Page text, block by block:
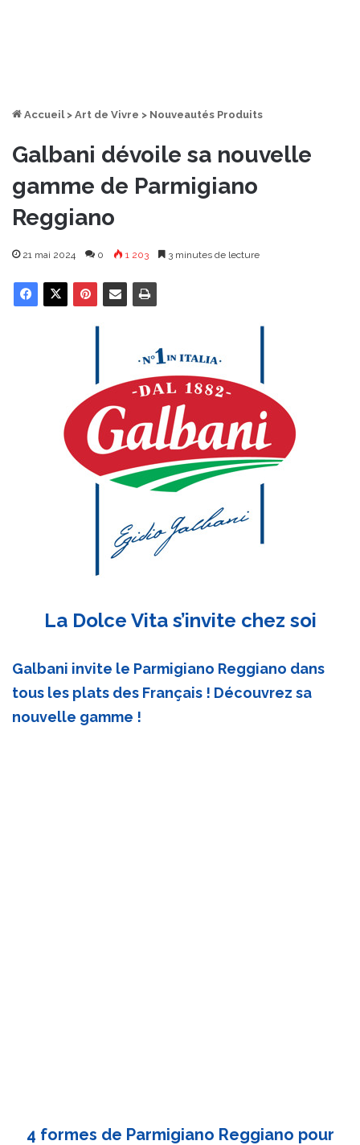
Accueil > Art de Vivre > Nouveautés Produits
Galbani dévoile sa nouvelle
gamme de Parmigiano
Reggiano
21 mai 2024 0 1 203 3 minutes de lecture
La Dolce Vita s’invite chez soi
Galbani invite le Parmigiano Reggiano dans
tous les plats des Français ! Découvrez sa
nouvelle gamme !
4 formes de Parmigiano Reggiano pour